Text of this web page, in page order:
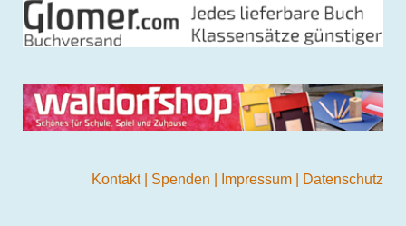
Kontakt Spenden Impressum Datenschutz